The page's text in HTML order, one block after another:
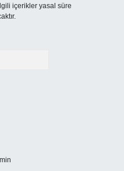
içerikler yasal süre